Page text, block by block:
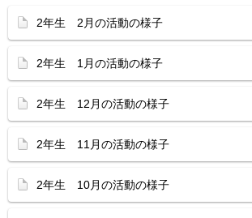
2年生 2月の活動の様子
2年生 1月の活動の様子
2年生 12月の活動の様子
2年生 11月の活動の様子
2年生 10月の活動の様子